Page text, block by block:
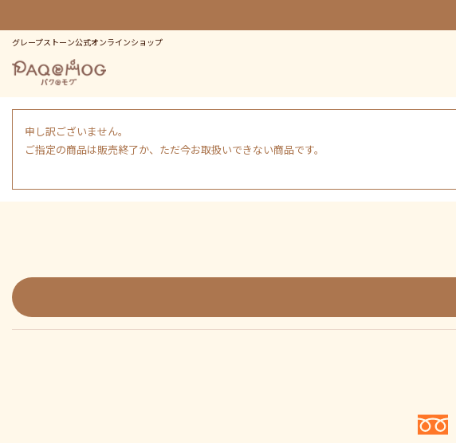
グレープストーン公式オンラインショップ
申し訳ございません。
ご指定の商品は販売終了か、ただ今お取扱いできない商品です。